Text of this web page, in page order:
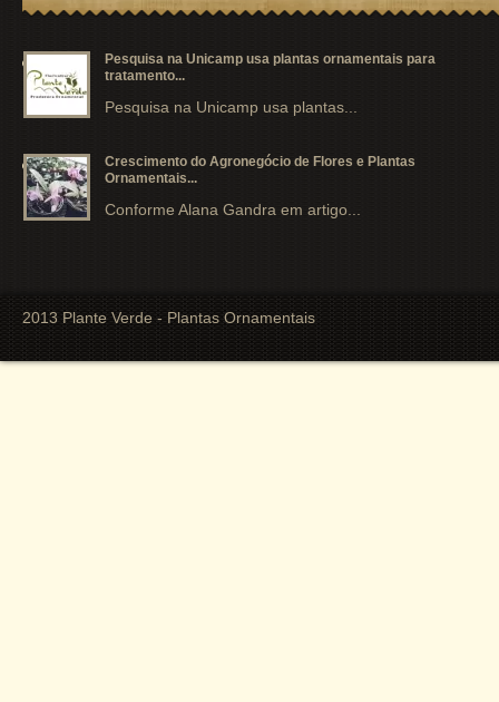
Pesquisa na Unicamp usa plantas ornamentais para
tratamento...
Pesquisa na Unicamp usa plantas...
Crescimento do Agronegócio de Flores e Plantas
Ornamentais...
Conforme Alana Gandra em artigo...
2013 Plante Verde - Plantas Ornamentais